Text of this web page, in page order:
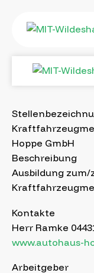
Hoppe GmbH
Beschreibung
Ausbildung zum/
Kontakte
Herr Ramke
www.autohaus-
Arbeitgeber